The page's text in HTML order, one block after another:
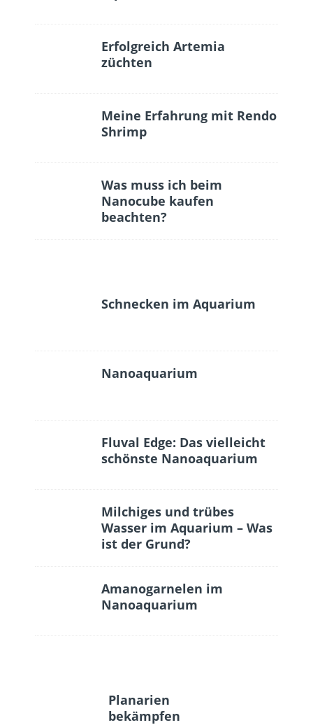
Erfolgreich Artemia
züchten
Meine Erfahrung mit Rendo
Shrimp
Was muss ich beim
Nanocube kaufen
beachten?
Schnecken im Aquarium
Nanoaquarium
Fluval Edge: Das vielleicht
schönste Nanoaquarium
Milchiges und trübes
Wasser im Aquarium – Was
ist der Grund?
Amanogarnelen im
Nanoaquarium
Planarien
bekämpfen